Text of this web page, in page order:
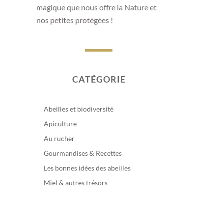
ont offert aux colonies des conditions idéales
Les pissenlits, les aubépines et les prunelliers
magique que nous offre la Nature et
nos petites protégées !
CATÉGORIE
Abeilles et biodiversité
Apiculture
Au rucher
Gourmandises & Recettes
Les bonnes idées des abeilles
Miel & autres trésors